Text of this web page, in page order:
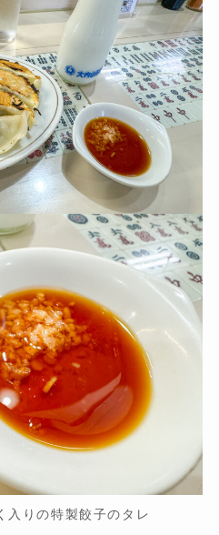
入りの特製餃子のタレ